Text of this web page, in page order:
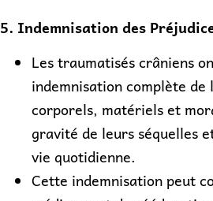
5. Indemnisation des
Les traumatisés crâniens
indemnisation complète
corporels, matériels et
gravité de leurs séquelles
vie quotidienne.
Cette indemnisation peut